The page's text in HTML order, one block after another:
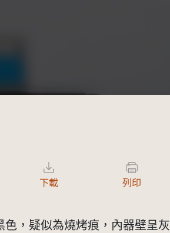
下載 列印
，疑似為燒烤痕，內器壁呈灰